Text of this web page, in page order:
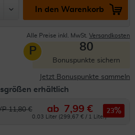
In den Warenkorb
Alle Preise inkl. MwSt. Versandkosten
P 80
Bonuspunkte sichern
Jetzt Bonuspunkte sammeln
erhältlich
11,80 € ab 7,99 €
0.03 Liter (299,67 € / 1 Liter)
23